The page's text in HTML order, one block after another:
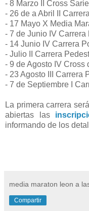
- 8 Marzo II Cross
- 26 de a Abril II
- 17 Mayo X Media
- 7 de Junio IV
- 14 Junio IV Carrera
- Julio II Carrera
- 9 de Agosto IV Cross
- 23 Agosto III Carrera
- 7 de Septiembre I
La primera carrera
abiertas las
informando de los
media maraton leon a
Compartir